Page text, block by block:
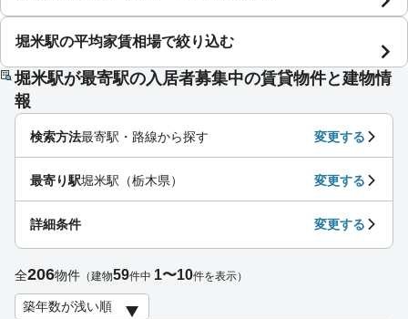
堀米駅の平均家賃相場で絞り込む
堀米駅が最寄駅の入居者募集中の賃貸物件と建物情
報
検索方法最寄駅・路線から探す 変更する
最寄り駅堀米駅（栃木県） 変更する
詳細条件 変更する
全206物件 （建物59件中 1〜10件を表示）